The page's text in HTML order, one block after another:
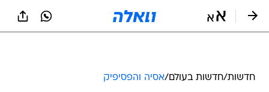
חדשות/חדשות בעולם/אסיה והפסיפיק